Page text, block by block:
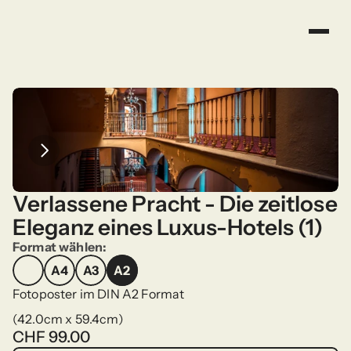
Verlassene Pracht - Die zeitlose
Eleganz eines Luxus-Hotels (1)
Format wählen:
A4
A4
A3
A3
A2
A2
Fotoposter im DIN A2 Format
(42.0cm x 59.4cm)
CHF 99.00